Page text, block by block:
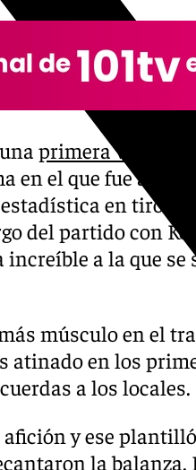
primera vuelta
en el que fue a
estadística en tiro de
del partido con
increíble a la que se
más músculo en el
atinado en los
a los locales.
afición y ese
la